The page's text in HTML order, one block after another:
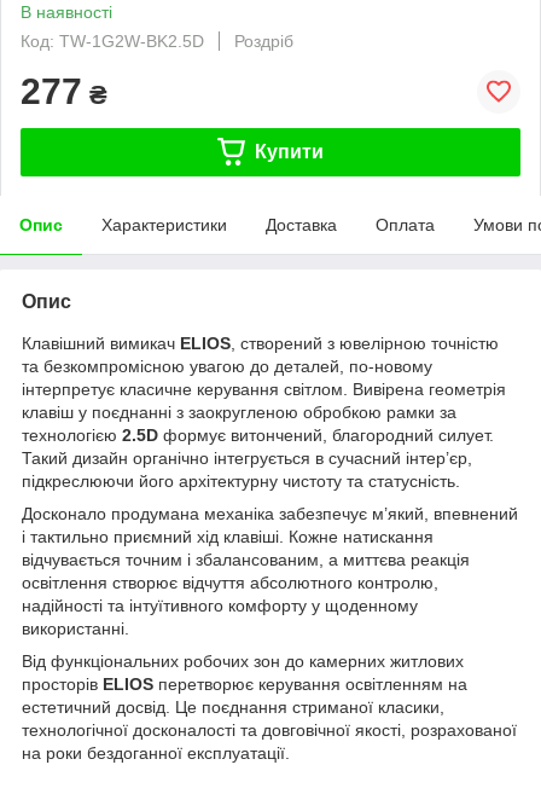
В наявності
Код: TW-1G2W-BK2.5D
Роздріб
277 ₴
Купити
Опис Характеристики Доставка Оплата Умови
Опис
Клавішний вимикач ELIOS , створений з ювелірною точністю
та безкомпромісною увагою до деталей, по-новому
інтерпретує класичне керування світлом. Вивірена геометрія
клавіш у поєднанні з заокругленою обробкою рамки за
технологією 2.5D формує витончений, благородний силует.
Такий дизайн органічно інтегрується в сучасний інтер’єр,
підкреслюючи його архітектурну чистоту та статусність.
Досконало продумана механіка забезпечує м’який, впевнений
і тактильно приємний хід клавіші. Кожне натискання
відчувається точним і збалансованим, а миттєва реакція
освітлення створює відчуття абсолютного контролю,
надійності та інтуїтивного комфорту у щоденному
використанні.
Від функціональних робочих зон до камерних житлових
просторів ELIOS перетворює керування освітленням на
естетичний досвід. Це поєднання стриманої класики,
технологічної досконалості та довговічної якості, розрахованої
на роки бездоганної експлуатації.